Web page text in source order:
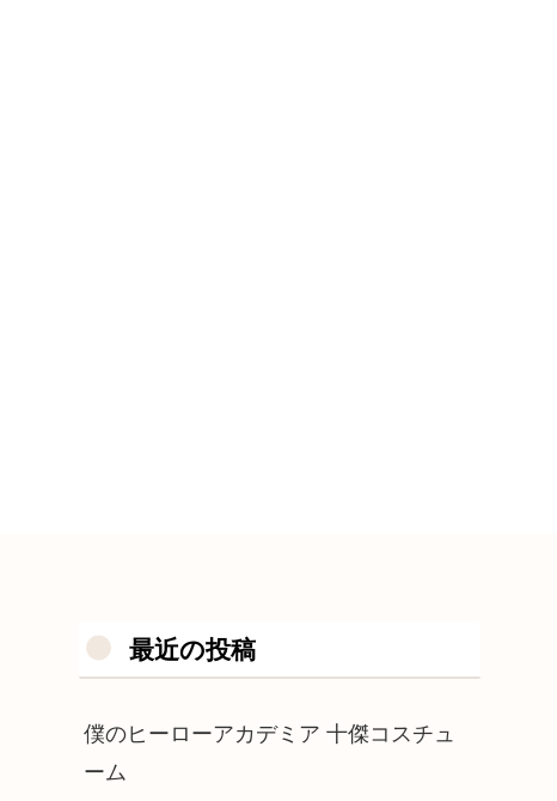
最近の投稿
僕のヒーローアカデミア 十傑コスチュ
ーム